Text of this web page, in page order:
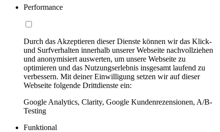
Performance
Durch das Akzeptieren dieser Dienste können wir das Klick-
und Surfverhalten innerhalb unserer Webseite nachvollziehen
und anonymisiert auswerten, um unsere Webseite zu
optimieren und das Nutzungserlebnis insgesamt laufend zu
verbessern. Mit deiner Einwilligung setzen wir auf dieser
Webseite folgende Drittdienste ein:
Google Analytics, Clarity, Google Kundenrezensionen, A/B-
Testing
Funktional